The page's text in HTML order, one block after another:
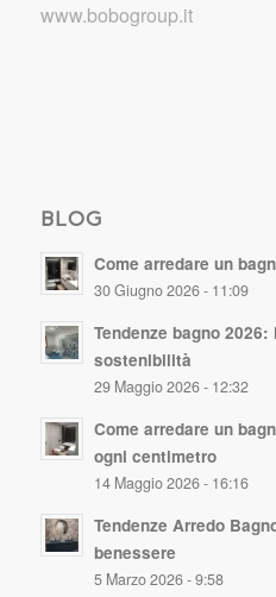
www.bobogroup.it
BLOG
Come arredare un
30 Giugno 2026 - 11:09
Tendenze bagno
sostenibilità
29 Maggio 2026 - 12:32
Come arredare un
ogni centimetro
14 Maggio 2026 - 16:16
Tendenze Arredo
benessere
5 Marzo 2026 - 9:58